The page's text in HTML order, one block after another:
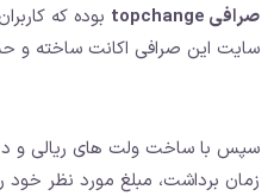
صرافی topchange
بوده که
سایت این صرافی اکانت ساخته و
سپس با ساخت ولت های ریالی و
زمان برداشت، مبلغ مورد نظر خود